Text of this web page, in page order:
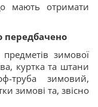
мають отримати
передбачено
зимової
куртка та штани
труба зимовий,
зимові та, звісно